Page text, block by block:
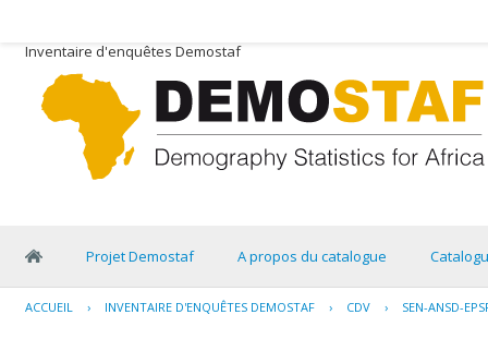
Inventaire d'enquêtes Demostaf
Projet Demostaf A propos du catalogue
ACCUEIL › INVENTAIRE D'ENQUÊTES DEMOSTAF › CDV › SEN-ANSD-